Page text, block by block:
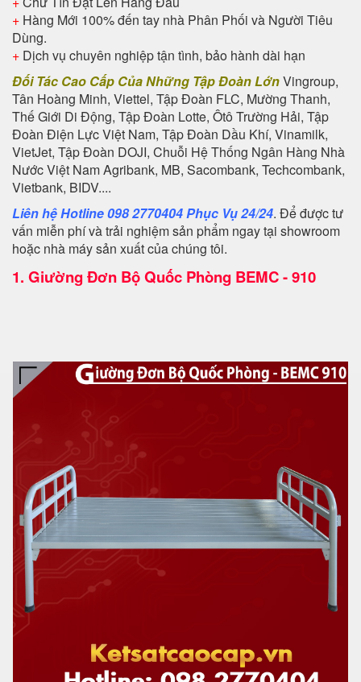
+ Hàng Mới 100% đến tay nhà Phân Phối và Người Tiêu
Dùng.
+ Dịch vụ chuyên nghiệp tận tình, bảo hành dài hạn
Đối Tác Cao Cấp Của Những Tập Đoàn LớnVingroup,
Tân Hoàng Minh, Viettel, Tập Đoàn FLC, Mường Thanh,
Thế Giới Di Động, Tập Đoàn Lotte, Ôtô Trường Hải, Tập
Đoàn Điện Lực Việt Nam, Tập Đoàn Dầu Khí, Vinamilk,
VietJet, Tập Đoàn DOJI, Chuỗi Hệ Thống Ngân Hàng Nhà
Nước Việt Nam Agribank, MB, Sacombank, Techcombank,
Vietbank, BIDV....
Liên hệ Hotline 098 2770404 Phục Vụ 24/24. Để được tư
vấn miễn phí và trải nghiệm sản phẩm ngay tại showroom
hoặc nhà máy sản xuất của chúng tôi.
1. Giường Đơn Bộ Quốc Phòng BEMC - 910